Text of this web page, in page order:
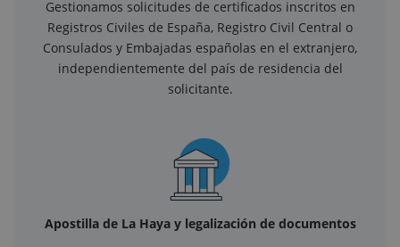
Gestionamos solicitudes de certificados inscritos en
Registros Civiles de España, Registro Civil Central o
Consulados y Embajadas españolas en el extranjero,
independientemente del país de residencia del
solicitante.
Apostilla de La Haya y legalización de documentos